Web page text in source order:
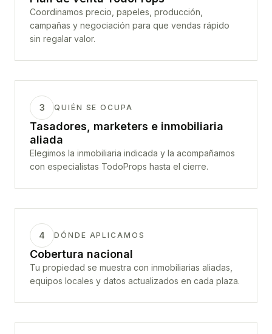
Coordinamos precio, papeles, producción,
campañas y negociación para que vendas rápido
sin regalar valor.
3 QUIÉN SE OCUPA
Tasadores, marketers e inmobiliaria
aliada
Elegimos la inmobiliaria indicada y la acompañamos
con especialistas TodoProps hasta el cierre.
4 DÓNDE APLICAMOS
Cobertura nacional
Tu propiedad se muestra con inmobiliarias aliadas,
equipos locales y datos actualizados en cada plaza.